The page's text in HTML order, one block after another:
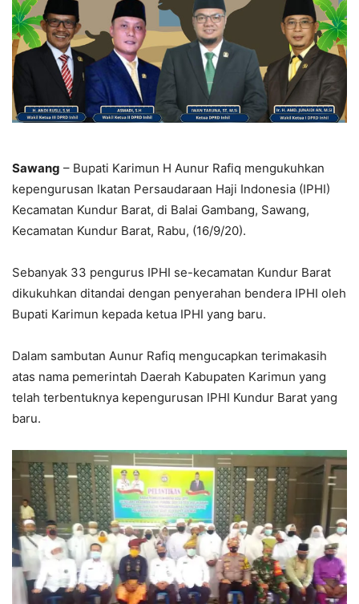
Sawang – Bupati Karimun H Aunur Rafiq mengukuhkan
kepengurusan Ikatan Persaudaraan Haji Indonesia (IPHI)
Kecamatan Kundur Barat, di Balai Gambang, Sawang,
Kecamatan Kundur Barat, Rabu, (16/9/20).
Sebanyak 33 pengurus IPHI se-kecamatan Kundur Barat
dikukuhkan ditandai dengan penyerahan bendera IPHI oleh
Bupati Karimun kepada ketua IPHI yang baru.
Dalam sambutan Aunur Rafiq mengucapkan terimakasih
atas nama pemerintah Daerah Kabupaten Karimun yang
telah terbentuknya kepengurusan IPHI Kundur Barat yang
baru.